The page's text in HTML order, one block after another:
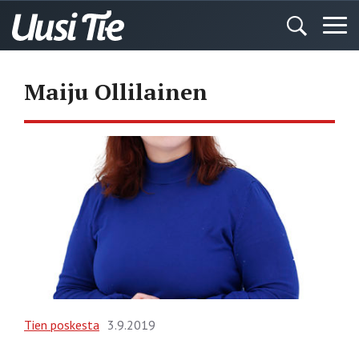
Maiju Ollilainen
Tien poskesta 3.9.2019